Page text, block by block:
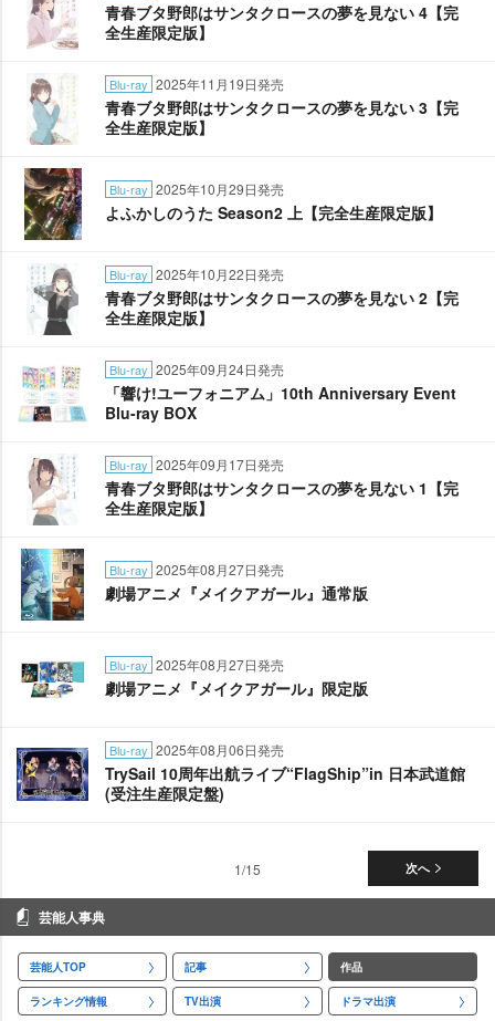
青春ブタ野郎はサンタクロースの夢を見ない 4【完
全生産限定版】
Blu-ray 2025年11月19日発売
青春ブタ野郎はサンタクロースの夢を見ない 3【完
全生産限定版】
Blu-ray 2025年10月29日発売
よふかしのうた Season2 上【完全生産限定版】
Blu-ray 2025年10月22日発売
青春ブタ野郎はサンタクロースの夢を見ない 2【完
全生産限定版】
Blu-ray 2025年09月24日発売
「響け!ユーフォニアム」10th Anniversary Event
Blu-ray BOX
Blu-ray 2025年09月17日発売
青春ブタ野郎はサンタクロースの夢を見ない 1【完
全生産限定版】
Blu-ray 2025年08月27日発売
劇場アニメ『メイクアガール』通常版
Blu-ray 2025年08月27日発売
劇場アニメ『メイクアガール』限定版
Blu-ray 2025年08月06日発売
TrySail 10周年出航ライブ“FlagShip”in 日本武道館
(受注生産限定盤)
次へ
1/15
芸能人事典
芸能人TOP 記事 作品
ランキング情報 TV出演 ドラマ出演